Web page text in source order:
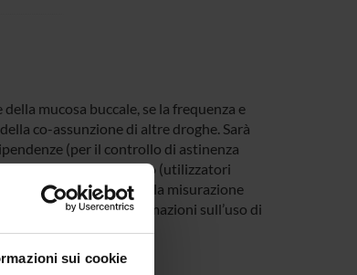
sui cookie
mucosa buccale, se la frequenza e
co-assunzione di altre droghe. Sarà
(per il controllo di astinenza
di sostanze d’abuso (utilizzatori
sarà sottoposto alla misurazione
per la raccolta d’informazioni sull’uso di